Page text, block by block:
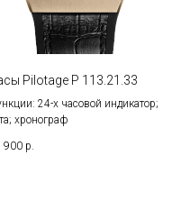
Pilotage P 113.21.33
24-х часовой индикатор;
хронограф
900 р.